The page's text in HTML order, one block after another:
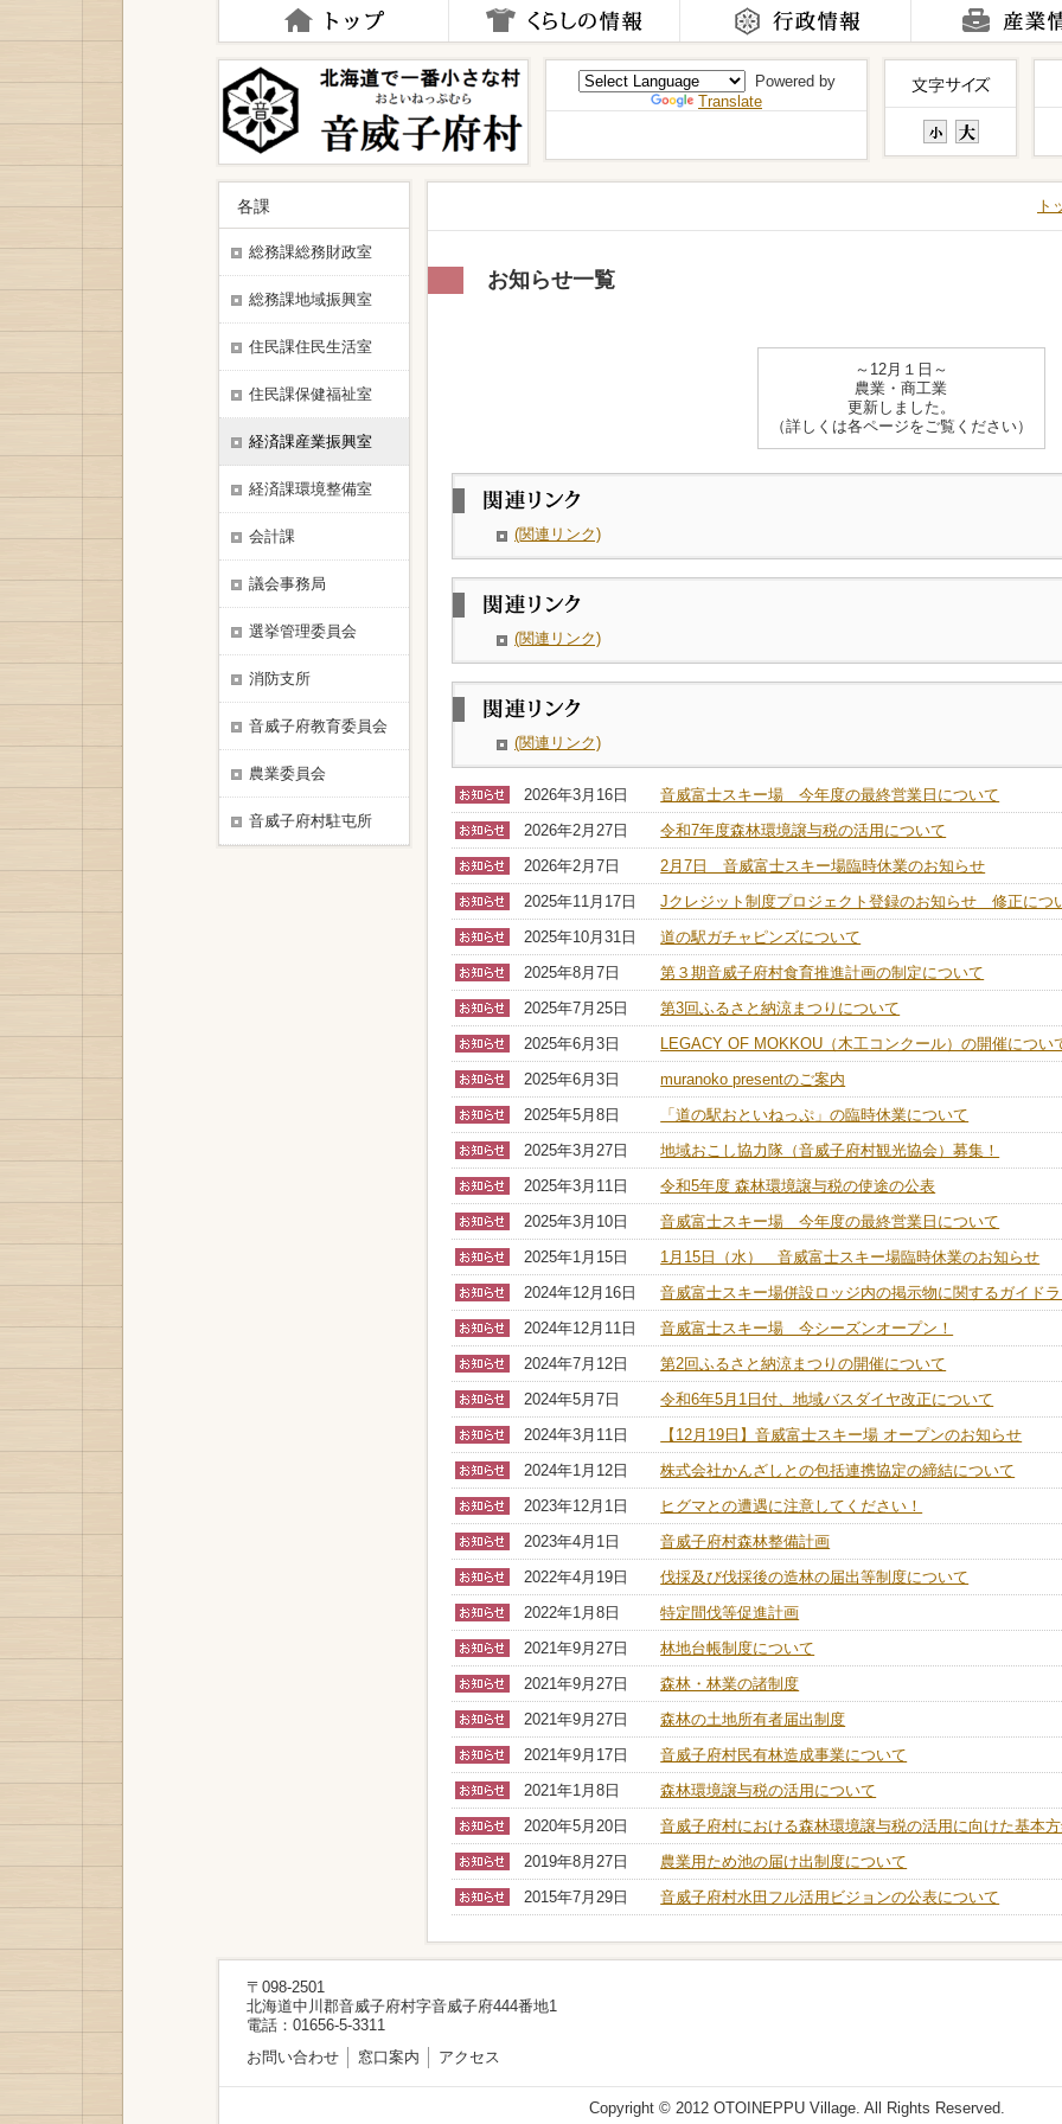
ゲ
ー
シ
ョ
ン
を
ば
Powered by
Translate
ト
お知らせ一覧
～12月１日～
農業・商工業
更新しました。
（詳しくは各ページをご覧ください）
(関連リンク)
(関連リンク)
(関連リンク)
2026年3月16日
音威富士スキー場 今年度の最終営業日について
2026年2月27日
令和7年度森林環境譲与税の活用について
2026年2月7日
2月7日 音威富士スキー場臨時休業のお知らせ
2025年11月17日
Jクレジット制度プロジェクト登録のお知らせ 修正につ
2025年10月31日
道の駅ガチャピンズについて
2025年8月7日
第３期音威子府村食育推進計画の制定について
2025年7月25日
第3回ふるさと納涼まつりについて
2025年6月3日
LEGACY OF MOKKOU（木工コンクール）の開催につい
2025年6月3日
muranoko presentのご案内
2025年5月8日
「道の駅おといねっぷ」の臨時休業について
2025年3月27日
地域おこし協力隊（音威子府村観光協会）募集！
2025年3月11日
令和5年度 森林環境譲与税の使途の公表
2025年3月10日
音威富士スキー場 今年度の最終営業日について
2025年1月15日
1月15日（水） 音威富士スキー場臨時休業のお知らせ
2024年12月16日
音威富士スキー場併設ロッジ内の掲示物に関するガイド
2024年12月11日
音威富士スキー場 今シーズンオープン！
2024年7月12日
第2回ふるさと納涼まつりの開催について
2024年5月7日
令和6年5月1日付、地域バスダイヤ改正について
2024年3月11日
【12月19日】音威富士スキー場 オープンのお知らせ
2024年1月12日
株式会社かんざしとの包括連携協定の締結について
2023年12月1日
ヒグマとの遭遇に注意してください！
2023年4月1日
音威子府村森林整備計画
2022年4月19日
伐採及び伐採後の造林の届出等制度について
2022年1月8日
特定間伐等促進計画
2021年9月27日
林地台帳制度について
2021年9月27日
森林・林業の諸制度
2021年9月27日
森林の土地所有者届出制度
2021年9月17日
音威子府村民有林造成事業について
2021年1月8日
森林環境譲与税の活用について
2020年5月20日
音威子府村における森林環境譲与税の活用に向けた基本
2019年8月27日
農業用ため池の届け出制度について
2015年7月29日
音威子府村水田フル活用ビジョンの公表について
各課
総務課総務財政室
総務課地域振興室
住民課住民生活室
住民課保健福祉室
経済課産業振興室
経済課環境整備室
会計課
議会事務局
選挙管理委員会
消防支所
音威子府教育委員会
農業委員会
音威子府村駐屯所
〒098-2501
北海道中川郡音威子府村字音威子府444番地1
電話：01656-5-3311
お問い合わせ
窓口案内 アクセス
Copyright © 2012 OTOINEPPU Village. All Rights Reserved.